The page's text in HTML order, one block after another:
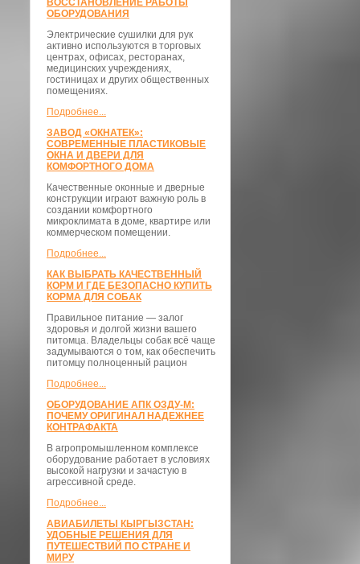
ВОССТАНОВЛЕНИЕ РАБОТЫ
ОБОРУДОВАНИЯ
Электрические сушилки для рук
активно используются в торговых
центрах, офисах, ресторанах,
медицинских учреждениях,
гостиницах и других общественных
помещениях.
Подробнее...
ЗАВОД «ОКНАТЕК»:
СОВРЕМЕННЫЕ ПЛАСТИКОВЫЕ
ОКНА И ДВЕРИ ДЛЯ
КОМФОРТНОГО ДОМА
Качественные оконные и дверные
конструкции играют важную роль в
создании комфортного
микроклимата в доме, квартире или
коммерческом помещении.
Подробнее...
КАК ВЫБРАТЬ КАЧЕСТВЕННЫЙ
КОРМ И ГДЕ БЕЗОПАСНО КУПИТЬ
КОРМА ДЛЯ СОБАК
Правильное питание — залог
здоровья и долгой жизни вашего
питомца. Владельцы собак всё чаще
задумываются о том, как обеспечить
питомцу полноценный рацион
Подробнее...
ОБОРУДОВАНИЕ АПК ОЗДУ-М:
ПОЧЕМУ ОРИГИНАЛ НАДЕЖНЕЕ
КОНТРАФАКТА
В агропромышленном комплексе
оборудование работает в условиях
высокой нагрузки и зачастую в
агрессивной среде.
Подробнее...
АВИАБИЛЕТЫ КЫРГЫЗСТАН:
УДОБНЫЕ РЕШЕНИЯ ДЛЯ
ПУТЕШЕСТВИЙ ПО СТРАНЕ И
МИРУ